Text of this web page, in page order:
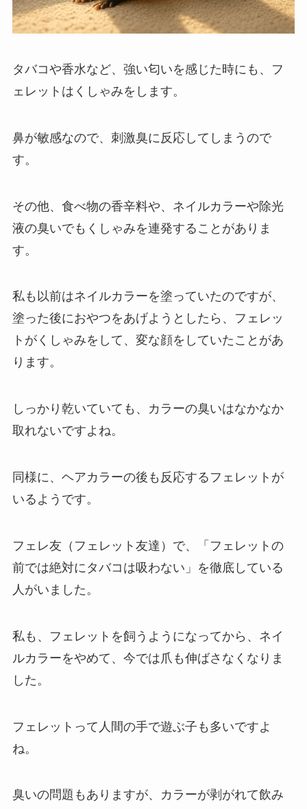
タバコや香水など、強い匂いを感じた時にも、フ
ェレットはくしゃみをします。
鼻が敏感なので、刺激臭に反応してしまうので
す。
その他、食べ物の香辛料や、ネイルカラーや除光
液の臭いでもくしゃみを連発することがありま
す。
私も以前はネイルカラーを塗っていたのですが、
塗った後におやつをあげようとしたら、フェレッ
トがくしゃみをして、変な顔をしていたことがあ
ります。
しっかり乾いていても、カラーの臭いはなかなか
取れないですよね。
同様に、ヘアカラーの後も反応するフェレットが
いるようです。
フェレ友（フェレット友達）で、「フェレットの
前では絶対にタバコは吸わない」を徹底している
人がいました。
私も、フェレットを飼うようになってから、ネイ
ルカラーをやめて、今では爪も伸ばさなくなりま
した。
フェレットって人間の手で遊ぶ子も多いですよ
ね。
臭いの問題もありますが、カラーが剥がれて飲み